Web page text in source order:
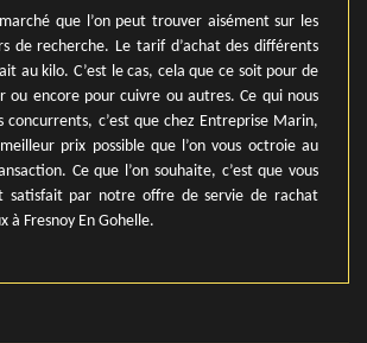
que l’on peut trouver aisément sur les
de recherche. Le tarif d’achat des différents
au kilo. C’est le cas, cela que ce soit pour de
ou encore pour cuivre ou autres. Ce qui nous
concurrents, c’est que chez Entreprise Marin,
prix possible que l’on vous octroie au
Ce que l’on souhaite, c’est que vous
satisfait par notre offre de servie de rachat
à Fresnoy En Gohelle.